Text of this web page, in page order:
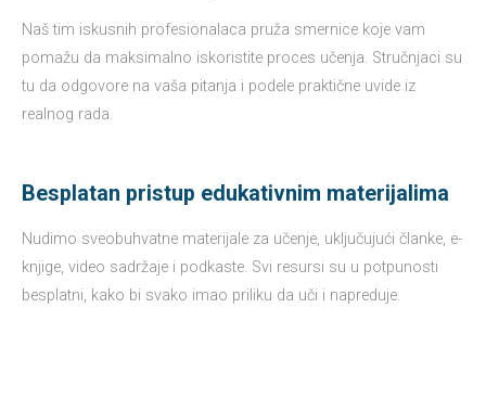
Naš tim iskusnih profesionalaca pruža smernice koje vam
pomažu da maksimalno iskoristite proces učenja. Stručnjaci su
tu da odgovore na vaša pitanja i podele praktične uvide iz
realnog rada.
Besplatan pristup edukativnim materijalima​
Nudimo sveobuhvatne materijale za učenje, uključujući članke, e-
knjige, video sadržaje i podkaste. Svi resursi su u potpunosti
besplatni, kako bi svako imao priliku da uči i napreduje.